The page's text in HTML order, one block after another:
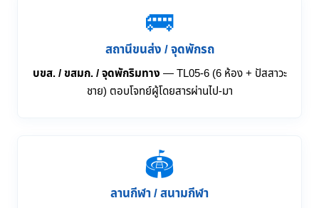
🚌
สถานีขนส่ง / จุดพักรถ
บขส. / ขสมก. / จุดพักริมทาง — TL05-6 (6 ห้อง + ปัสสาวะ
ชาย) ตอบโจทย์ผู้โดยสารผ่านไป-มา
🏟️
ลานกีฬา / สนามกีฬา